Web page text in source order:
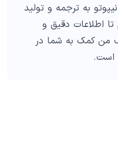
نیپوتو به ترجمه و تولید
تا اطلاعات دقیق و
من کمک به شما در
است.